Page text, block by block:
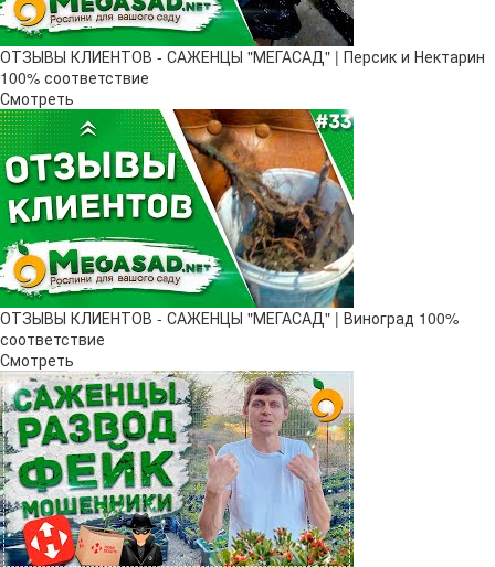
ОТЗЫВЫ КЛИЕНТОВ - САЖЕНЦЫ "МЕГАСАД" | Персик и Нектарин
100% соответствие
Смотреть
ОТЗЫВЫ КЛИЕНТОВ - САЖЕНЦЫ "МЕГАСАД" | Виноград 100%
соответствие
Смотреть